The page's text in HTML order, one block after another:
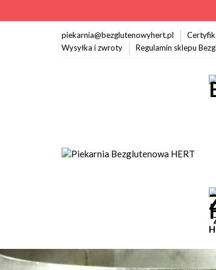
piekarnia@bezglutenowyhert.pl
Wysyłka i zwroty
Regulamin sklepu